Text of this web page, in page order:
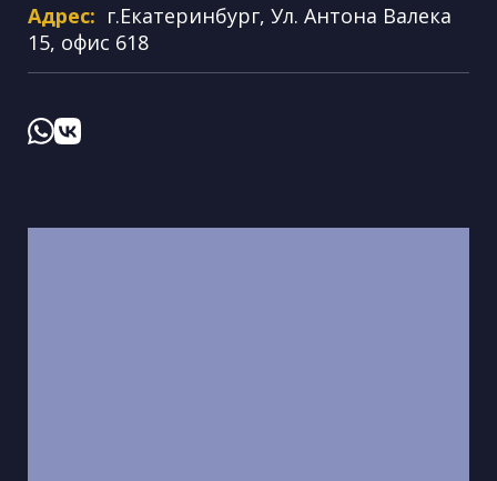
Адрес: г.Екатеринбург, Ул. Антона Валека
15, офис 618